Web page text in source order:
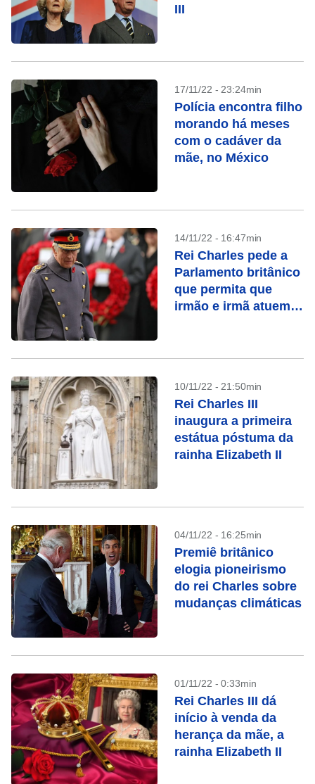
III
17/11/22 - 23:24min
Polícia encontra filho
morando há meses
com o cadáver da
mãe, no México
14/11/22 - 16:47min
Rei Charles pede a
Parlamento britânico
que permita que
irmão e irmã atuem
10/11/22 - 21:50min
Rei Charles III
inaugura a primeira
estátua póstuma da
rainha Elizabeth II
04/11/22 - 16:25min
Premiê britânico
elogia pioneirismo
do rei Charles sobre
mudanças climáticas
01/11/22 - 0:33min
Rei Charles III dá
início à venda da
herança da mãe, a
rainha Elizabeth II